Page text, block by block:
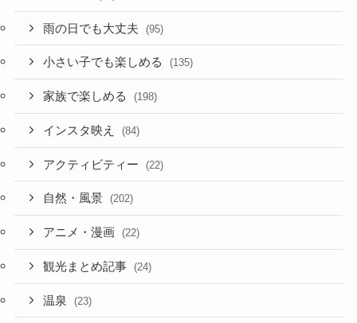
雨の日でも大丈夫 (95)
小さい子でも楽しめる (135)
家族で楽しめる (198)
インスタ映え (84)
アクティビティー (22)
自然・風景 (202)
アニメ・漫画 (22)
観光まとめ記事 (24)
温泉 (23)